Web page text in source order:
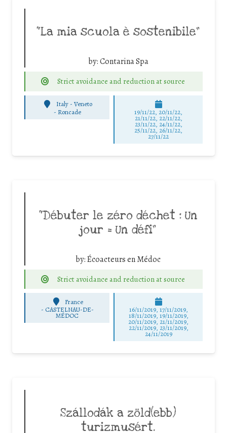
“La mia scuola è sostenibile”
by:Contarina Spa
Strict avoidance and reduction at source
Italy - Veneto
- Roncade 19/11/22, 20/11/22,
21/11/22, 22/11/22,
23/11/22, 24/11/22,
25/11/22, 26/11/22,
27/11/22
“Débuter le zéro déchet : Un
jour = Un défi”
by:Écoacteurs en Médoc
Strict avoidance and reduction at source
France
- CASTELNAU-DE-
MÉDOC
16/11/2019, 17/11/2019,
18/11/2019, 19/11/2019,
20/11/2019, 21/11/2019,
22/11/2019, 23/11/2019,
24/11/2019
Szállodák a zöld(ebb)
turizmusért.